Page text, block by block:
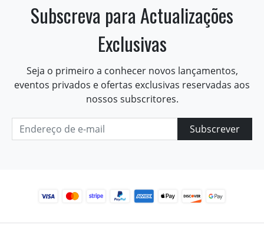
Subscreva para Actualizações
Exclusivas
Seja o primeiro a conhecer novos lançamentos,
eventos privados e ofertas exclusivas reservadas aos
nossos subscritores.
Subscrever